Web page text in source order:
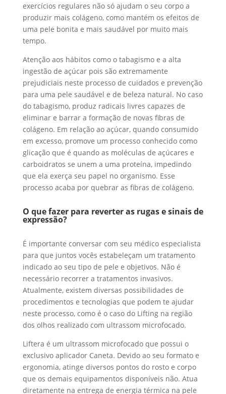
exercícios regulares não só ajudam o seu corpo a
produzir mais colágeno, como mantém os efeitos de
uma pele bonita e mais saudável por muito mais
tempo.
Atenção aos hábitos como o tabagismo e a alta
ingestão de açúcar pois são extremamente
prejudiciais neste processo de cuidados e prevenção
para uma pele saudável e de beleza natural. No caso
do tabagismo, produz radicais livres capazes de
eliminar e barrar a formação de novas fibras de
colágeno. Em relação ao açúcar, quando consumido
em excesso, promove um processo conhecido como
glicação que é quando as moléculas de açúcares e
carboidratos se unem a uma proteína, impedindo
que ela exerça seu papel no organismo. Esse
processo acaba por quebrar as fibras de colágeno.
O que fazer para reverter as rugas e sinais de
expressão?
É importante conversar com seu médico especialista
para que juntos vocês estabeleçam um tratamento
indicado ao seu tipo de pele e objetivos. Não é
necessário recorrer a tratamentos invasivos.
Atualmente, existem diversas possibilidades de
procedimentos e tecnologias que podem te ajudar
neste processo, como é o caso do Lifting na região
dos olhos realizado com ultrassom microfocado.
Liftera é um ultrassom microfocado que possui o
exclusivoaplicador Caneta. Devido aoseu formato e
ergonomia, atinge diversos pontos do rosto e corpo
que os demais equipamentos disponíveis não. Atua
diretamente na entrega de energia térmica na pele